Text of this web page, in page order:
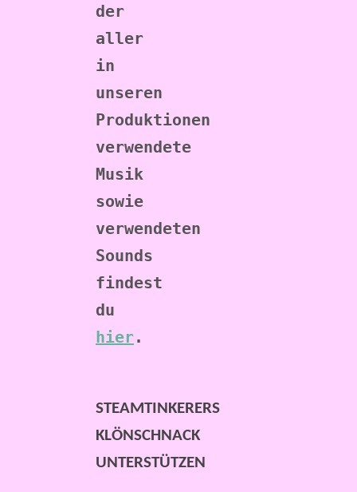
der
aller
in
unseren
Produktionen
verwendete
Musik
sowie
verwendeten
Sounds
findest
hier
STEAMTINKERERS
KLÖNSCHNACK
UNTERSTÜTZEN